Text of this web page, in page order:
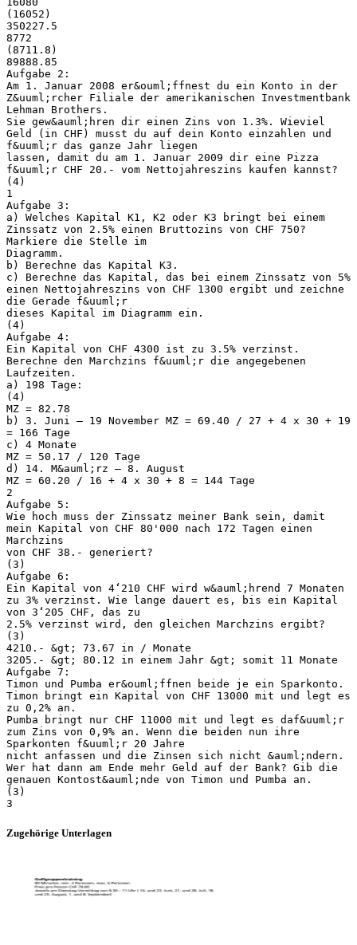
(16052)
350227.5
8772
(8711.8)
89888.85
Aufgabe 2:
Am 1. Januar 2008 er&ouml;ffnest du ein Konto in der
Z&uuml;rcher Filiale der amerikanischen Investmentbank
Lehman Brothers.
Sie gew&auml;hren dir einen Zins von 1.3%. Wieviel
Geld (in CHF) musst du auf dein Konto einzahlen und
f&uuml;r das ganze Jahr liegen
lassen, damit du am 1. Januar 2009 dir eine Pizza
f&uuml;r CHF 20.- vom Nettojahreszins kaufen kannst?
(4)
1
Aufgabe 3:
a) Welches Kapital K1, K2 oder K3 bringt bei einem
Zinssatz von 2.5% einen Bruttozins von CHF 750?
Markiere die Stelle im
Diagramm.
b) Berechne das Kapital K3.
c) Berechne das Kapital, das bei einem Zinssatz von 5%
einen Nettojahreszins von CHF 1300 ergibt und zeichne
die Gerade f&uuml;r
dieses Kapital im Diagramm ein.
(4)
Aufgabe 4:
Ein Kapital von CHF 4300 ist zu 3.5% verzinst.
Berechne den Marchzins f&uuml;r die angegebenen
Laufzeiten.
a) 198 Tage:
(4)
MZ = 82.78
b) 3. Juni – 19 November MZ = 69.40 / 27 + 4 x 30 + 19
= 166 Tage
c) 4 Monate
MZ = 50.17 / 120 Tage
d) 14. M&auml;rz – 8. August
MZ = 60.20 / 16 + 4 x 30 + 8 = 144 Tage
2
Aufgabe 5:
Wie hoch muss der Zinssatz meiner Bank sein, damit
mein Kapital von CHF 80'000 nach 172 Tagen einen
Marchzins
von CHF 38.- generiert?
(3)
Aufgabe 6:
Ein Kapital von 4‘210 CHF wird w&auml;hrend 7 Monaten
zu 3% verzinst. Wie lange dauert es, bis ein Kapital
von 3‘205 CHF, das zu
2.5% verzinst wird, den gleichen Marchzins ergibt?
(3)
4210.- &gt; 73.67 in / Monate
3205.- &gt; 80.12 in einem Jahr &gt; somit 11 Monate
Aufgabe 7:
Timon und Pumba er&ouml;ffnen beide je ein Sparkonto.
Timon bringt ein Kapital von CHF 13000 mit und legt es
zu 0,2% an.
Pumba bringt nur CHF 11000 mit und legt es daf&uuml;r
zum Zins von 0,9% an. Wenn die beiden nun ihre
Sparkonten f&uuml;r 20 Jahre
nicht anfassen und die Zinsen sich nicht &auml;ndern.
Wer hat dann am Ende mehr Geld auf der Bank? Gib die
genauen Kontost&auml;nde von Timon und Pumba an.
(3)
Zugehörige Unterlagen